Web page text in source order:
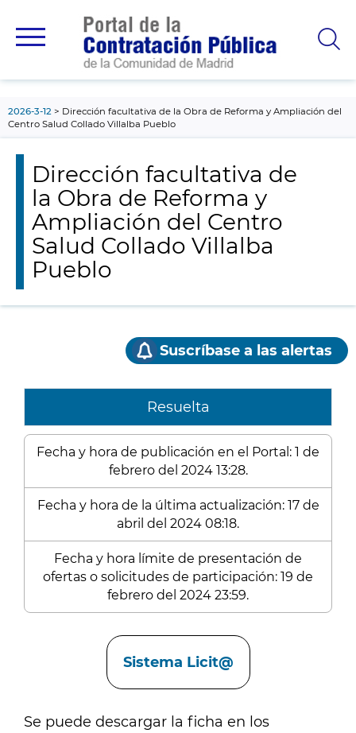
principal
2026-3-12
Dirección facultativa de la Obra de Reforma y Ampliación del
Centro Salud Collado Villalba Pueblo
Dirección facultativa de
la Obra de Reforma y
Ampliación del Centro
Salud Collado Villalba
Pueblo
Suscríbase a las alertas
Resuelta
Fecha y hora de publicación en el Portal: 1 de
febrero del 2024 13:28.
Fecha y hora de la última actualización: 17 de
abril del 2024 08:18.
Fecha y hora límite de presentación de
ofertas o solicitudes de participación: 19 de
febrero del 2024 23:59.
Sistema Licit@
Se puede descargar la ficha en los